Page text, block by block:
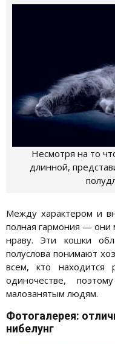
Несмотря на то
длинной,
Между характером и
полная гармония — они
нраву. Эти кошки
полуслова понимают
всем, кто находится
одиночестве,
малозанятым людям.
Фотогалерея:
нибелунг